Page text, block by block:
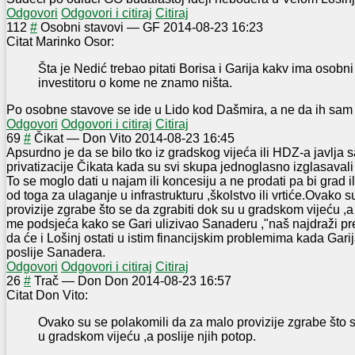
Odgovori Odgovori i citiraj Citiraj
112 # Osobni stavovi — GF 2014-08-23 16:23
Citat Marinko Osor:
Šta je Nedić trebao pitati Borisa i Garija kakv ima
investitoru o kome ne znamo ništa.
Po osobne stavove se ide u Lido kod Dašmira, a ne da ih
Odgovori Odgovori i citiraj Citiraj
69 # Čikat— Don Vito 2014-08-23 16:45
Apsurdno je da se bilo tko iz gradskog vijeća ili HDZ-a javlja
privatizacije Čikata kada su svi skupa jednoglasno
To se moglo dati u najam ili koncesiju a ne prodati pa bi grad
od toga za ulaganje u infrastrukturu ,školstvo ili vrtiće.Ovako
provizije zgrabe što se da zgrabiti dok su u gradskom vijeću
me podsjeća kako se Gari ulizivao Sanaderu ,"naš najdraži
da će i Lošinj ostati u istim financijskim problemima kada
poslije Sanadera.
Odgovori Odgovori i citiraj Citiraj
26 # Trač — Don Don 2014-08-23 16:57
Citat Don Vito:
Ovako su se polakomili da za malo provizije zgrabe što
u gradskom vijeću ,a poslije njih potop.